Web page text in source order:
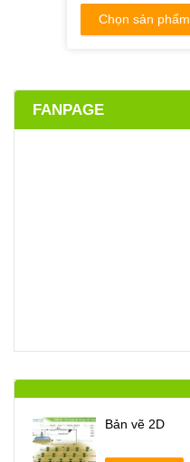
Chọn sản phẩm
FANPAGE
Bản vẽ 2D